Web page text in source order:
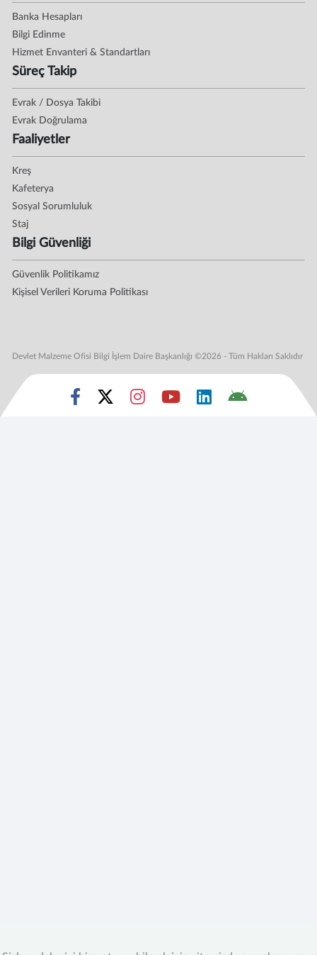
Banka Hesapları
Bilgi Edinme
Hizmet Envanteri & Standartları
Süreç Takip
Evrak / Dosya Takibi
Evrak Doğrulama
Faaliyetler
Kreş
Kafeterya
Sosyal Sorumluluk
Staj
Bilgi Güvenliği
Güvenlik Politikamız
Kişisel Verileri Koruma Politikası
Devlet Malzeme Ofisi Bilgi İşlem Daire Başkanlığı ©2026 - Tüm Hakları Saklıdır